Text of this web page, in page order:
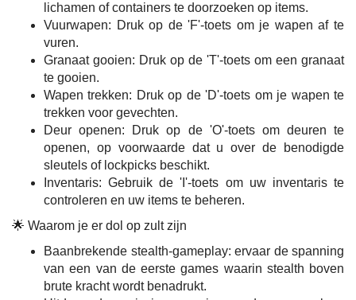
lichamen of containers te doorzoeken op items.
Vuurwapen: Druk op de 'F'-toets om je wapen af te
vuren.
Granaat gooien: Druk op de 'T'-toets om een granaat
te gooien.
Wapen trekken: Druk op de 'D'-toets om je wapen te
trekken voor gevechten.
Deur openen: Druk op de 'O'-toets om deuren te
openen, op voorwaarde dat u over de benodigde
sleutels of lockpicks beschikt.
Inventaris: Gebruik de 'I'-toets om uw inventaris te
controleren en uw items te beheren.
🌟 Waarom je er dol op zult zijn
Baanbrekende stealth-gameplay: ervaar de spanning
van een van de eerste games waarin stealth boven
brute kracht wordt benadrukt.